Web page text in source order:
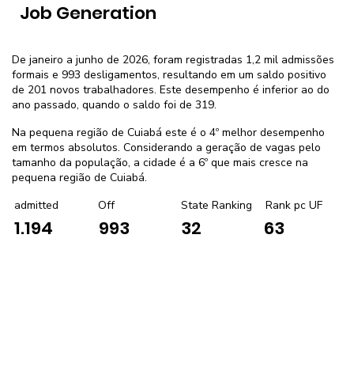
Job Generation
De janeiro a junho de 2026, foram registradas 1,2 mil admissões
formais e 993 desligamentos, resultando em um saldo positivo
de 201 novos trabalhadores. Este desempenho é inferior ao do
ano passado, quando o saldo foi de 319.
Na pequena região de Cuiabá este é o 4º melhor desempenho
em termos absolutos. Considerando a geração de vagas pelo
tamanho da população, a cidade é a 6º que mais cresce na
pequena região de Cuiabá.
admitted
1.194
Off
993
State Ranking
32
Rank pc UF
63